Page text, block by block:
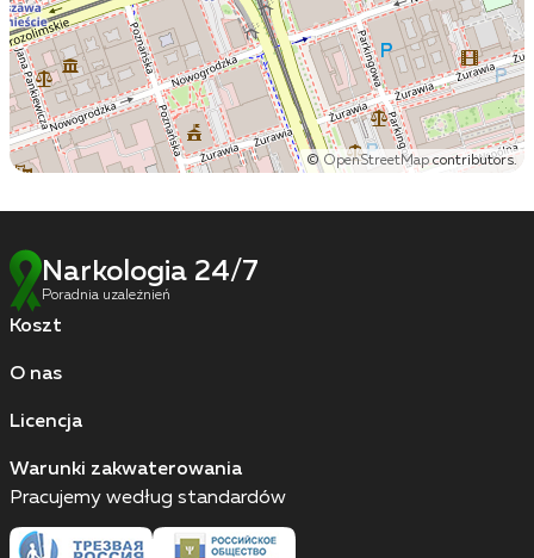
©OpenStreetMapcontributors.
Narkologia 24/7
Poradnia uzależnień
Koszt
O nas
Licencja
Warunki zakwaterowania
Pracujemy według standardów